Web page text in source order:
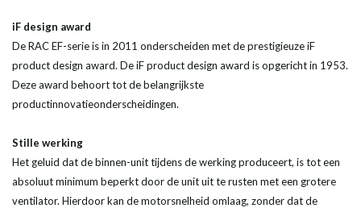
iF design award
De RAC EF-serie is in 2011 onderscheiden met de prestigieuze iF
product design award. De iF product design award is opgericht in 1953.
Deze award behoort tot de belangrijkste
productinnovatieonderscheidingen.
Stille werking
Het geluid dat de binnen-unit tijdens de werking produceert, is tot een
absoluut minimum beperkt door de unit uit te rusten met een grotere
ventilator. Hierdoor kan de motorsnelheid omlaag, zonder dat de